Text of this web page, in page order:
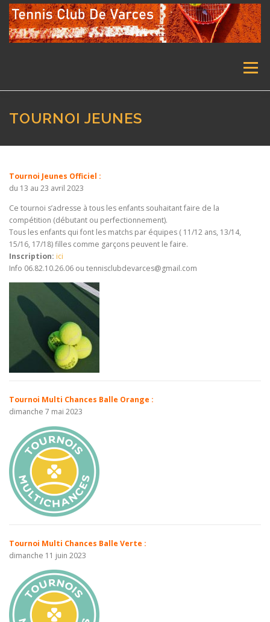
Aller
contenu
Menu
ACCUEIL LE CLUB ENSEIGNEMENT
TOURNOIS NOUS CONTACTER
TOURNOI JEUNES
Tournoi Jeunes Officiel :
du 13 au 23 avril 2023
Ce tournoi s’adresse à tous les enfants souhaitant faire de la
compétition (débutant ou perfectionnement).
Tous les enfants qui font les matchs par équipes ( 11/12 ans, 13/14,
15/16, 17/18) filles comme garçons peuvent le faire.
Inscription: ici
Info 06.82.10.26.06 ou tennisclubdevarces@gmail.com
Tournoi Multi Chances Balle Orange :
dimanche 7 mai 2023
Tournoi Multi Chances Balle Verte :
dimanche 11 juin 2023